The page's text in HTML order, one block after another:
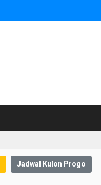
Jadwal Kulon Progo